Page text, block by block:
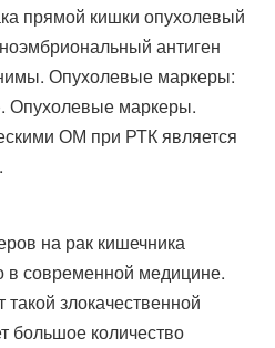
прямой кишки опухолевый
антиген
Опухолевые маркеры:
Опухолевые маркеры.
ОМ при РТК является
на рак кишечника
в современной медицине.
злокачественной
большое количество